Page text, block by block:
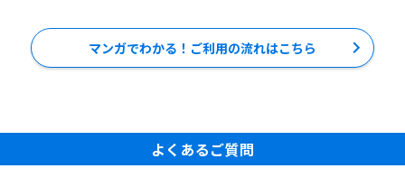
マンガでわかる！ご利用の流れはこちら
よくあるご質問